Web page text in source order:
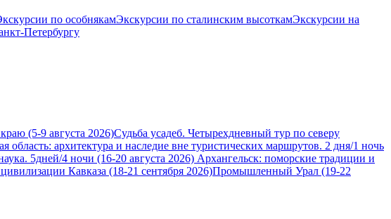
по особнякамЭкскурсии по сталинским высоткамЭкскурсии на
Петербургу
(5-9 августа 2026)Судьба усадеб. Четырехдневный тур по северу
область: архитектура и наследие вне туристических маршрутов. 2 дня/1 ночь
5дней/4 ночи (16-20 августа 2026) Архангельск: поморские традиции и
Кавказа (18-21 сентября 2026)Промышленный Урал (19-22